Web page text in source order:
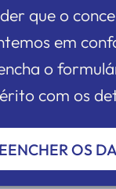
que o
em
o
com os
OS